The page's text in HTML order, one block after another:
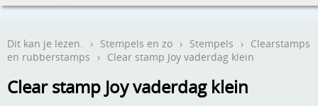
Contact
Webwinkel
Dit kan je lezen. › Stempels en zo › Stempels › Clearstamps
en rubberstamps
› Clear stamp Joy vaderdag klein
Clear stamp Joy vaderdag klein